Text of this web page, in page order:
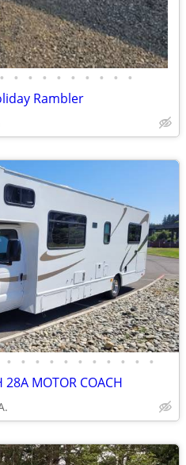
• • • • • • • • • •
Rambler
• • • • • • • • • • •
28A MOTOR COACH